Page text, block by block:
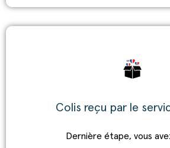
Colis reçu par le
Dernière étape, vous